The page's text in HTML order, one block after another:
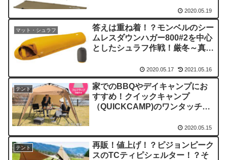
2020.05.19
マット・シュラフ
答えは重ね着！？モンベルのシー
ムレスダウンハガー800#2を中心
としたシュラフ作戦！厳冬～真夏
2020.05.17 2021.05.16
テント
家でのBBQやデイキャンプにお
すすめ！クイックキャンプ
（QUICKCAMP)のワンタッチタ
2020.05.15
テント
再販！値上げ！？ピジョンピーク
スのTCティピシェルター！？そ